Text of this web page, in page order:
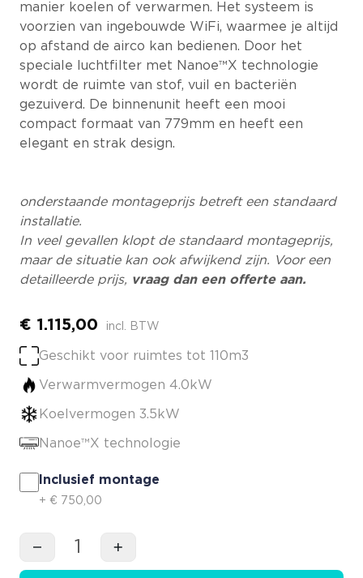
manier koelen of verwarmen. Het systeem is
voorzien van ingebouwde WiFi, waarmee je altijd
op afstand de airco kan bedienen. Door het
speciale luchtfilter met Nanoe™X technologie
wordt de ruimte van stof, vuil en bacteriën
gezuiverd. De binnenunit heeft een mooi
compact formaat van 779mm en heeft een
elegant en strak design.
onderstaande montageprijs betreft een standaard
installatie.
In veel gevallen klopt de standaard montageprijs,
maar de situatie kan ook afwijkend zijn. Voor een
detailleerde prijs, vraag dan een offerte aan.
€ 1.115,00 incl. BTW
Geschikt voor ruimtes tot 110m3
Verwarmvermogen 4.0kW
Koelvermogen 3.5kW
Nanoe™X technologie
Inclusief montage
+ € 750,00